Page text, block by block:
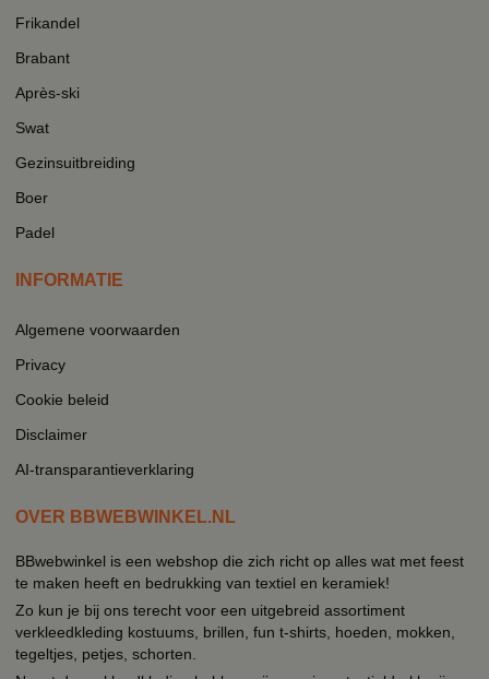
Frikandel
Brabant
Après-ski
Swat
Gezinsuitbreiding
Boer
Padel
INFORMATIE
Algemene voorwaarden
Privacy
Cookie beleid
Disclaimer
AI-transparantieverklaring
OVER BBWEBWINKEL.NL
BBwebwinkel is een webshop die zich richt op alles wat met feest
te maken heeft en bedrukking van textiel en keramiek!
Zo kun je bij ons terecht voor een uitgebreid assortiment
verkleedkleding kostuums, brillen, fun t-shirts, hoeden, mokken,
tegeltjes, petjes, schorten.